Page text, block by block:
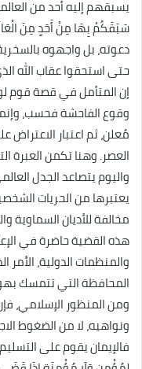
يسبقهم إليه أحد من
سَبَقَكُمْ بِهَا مِنْ أَحَدٍ مِنَ
دعوته، بل واجهوه
حتى استحقوا عقاب الله
إن المتأمل في قصة قوم
وقوع الفاحشة فحسب،
مُعلن، ثم اعتبار الاعتراض
العصر. وهنا تكمن العبرة
واليوم يتصاعد الجدل
يعتبرها من الحريات
مخالفة للأديان السماوية
هذه القضية حاضرة في
والمنظمات الدولية، الأمر
المحافظة التي تتمسك
ومن المنظور الإسلامي،
ونواهيه، لا من الضغوط
فالإيمان يقوم على